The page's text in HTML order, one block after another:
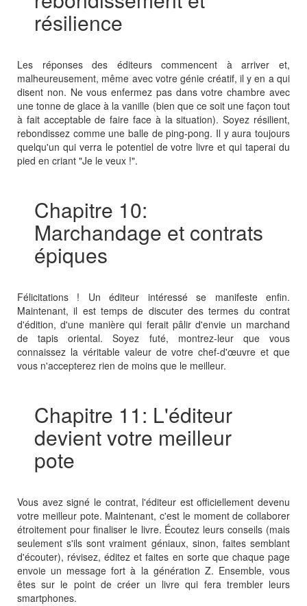
résilience
Les réponses des éditeurs commencent à arriver et,
malheureusement, même avec votre génie créatif, il y en a qui
disent non. Ne vous enfermez pas dans votre chambre avec
une tonne de glace à la vanille (bien que ce soit une façon tout
à fait acceptable de faire face à la situation). Soyez résilient,
rebondissez comme une balle de ping-pong. Il y aura toujours
quelqu'un qui verra le potentiel de votre livre et qui taperai du
pied en criant "Je le veux !".
Chapitre 10:
Marchandage et contrats
épiques
Félicitations ! Un éditeur intéressé se manifeste enfin.
Maintenant, il est temps de discuter des termes du contrat
d'édition, d'une manière qui ferait pâlir d'envie un marchand
de tapis oriental. Soyez futé, montrez-leur que vous
connaissez la véritable valeur de votre chef-d'œuvre et que
vous n'accepterez rien de moins que le meilleur.
Chapitre 11: L'éditeur
devient votre meilleur
pote
Vous avez signé le contrat, l'éditeur est officiellement devenu
votre meilleur pote. Maintenant, c'est le moment de collaborer
étroitement pour finaliser le livre. Écoutez leurs conseils (mais
seulement s'ils sont vraiment géniaux, sinon, faites semblant
d'écouter), révisez, éditez et faites en sorte que chaque page
envoie un message fort à la génération Z. Ensemble, vous
êtes sur le point de créer un livre qui fera trembler leurs
smartphones.